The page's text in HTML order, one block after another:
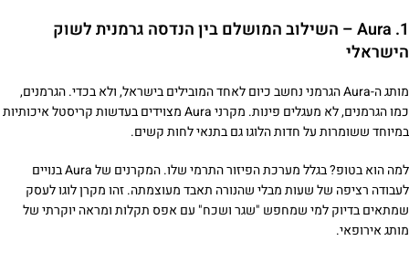
1.
Aura– השילוב המושלם בין הנדסה גרמנית לשוק
הישראלי
מותג ה-Aura הגרמני נחשב כיום לאחד המובילים בישראל, ולא בכדי. הגרמנים,
כמו הגרמנים, לא מעגלים פינות. מקרני Aura מצוידים בעדשות קריסטל איכותיות
במיוחד ששומרות על חדות הלוגו גם בתנאי לחות קשים.
למה הוא בטופ? בגלל מערכת הפיזור התרמי שלו. המקרנים של Aura בנויים
לעבודה רציפה של שעות מבלי שהנורה תאבד מעוצמתה. זהו מקרן לוגו לעסק
שמתאים בדיוק למי שמחפש "שגר ושכח" עם אפס תקלות ומראה יוקרתי של
מותג אירופאי.